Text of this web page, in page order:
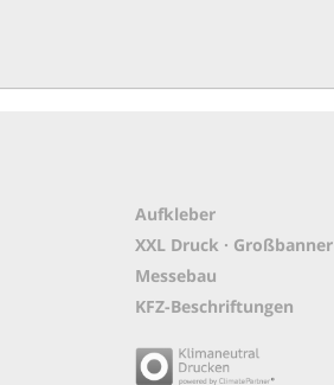
Aufkleber
XXL Druck · Großbanner
Messebau
KFZ-Beschriftungen